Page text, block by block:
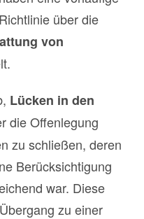
über die
von
Lücken in den
die Offenlegung
zu schließen, deren
Berücksichtigung
war. Diese
zu einer